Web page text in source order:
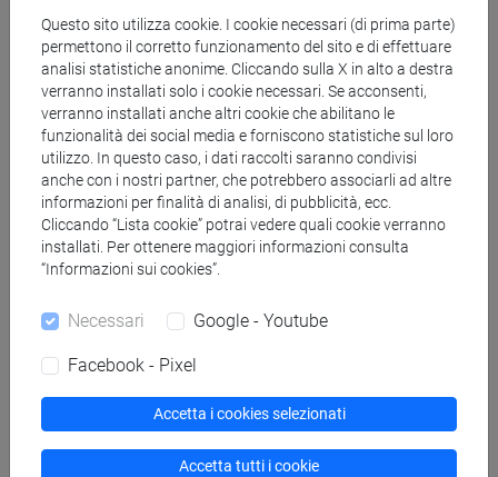
Materiali didattici
Materiali su Moodle
Corsi di studio e percorsi
[LM3] LINGUE E LETTERATURE EUROPEE,
magistrale (DM270)
Questo sito utilizza cookie. I cookie necessari (di prima parte)
permettono il corretto funzionamento del sito e di effettuare
analisi statistiche anonime. Cliccando sulla X in alto a destra
verranno installati solo i cookie necessari. Se acconsenti,
verranno installati anche altri cookie che abilitano le
funzionalità dei social media e forniscono statistiche sul loro
utilizzo. In questo caso, i dati raccolti saranno condivisi
anche con i nostri partner, che potrebbero associarli ad altre
informazioni per finalità di analisi, di pubblicità, ecc.
Cliccando “Lista cookie” potrai vedere quali cookie verranno
installati. Per ottenere maggiori informazioni consulta
“Informazioni sui cookies”.
Necessari Google - Youtube
Facebook - Pixel
Accetta i cookies selezionati
Accetta tutti i cookie